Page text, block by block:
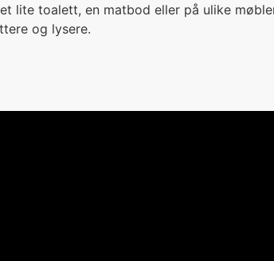
lite toalett, en matbod eller på ulike
og lysere.